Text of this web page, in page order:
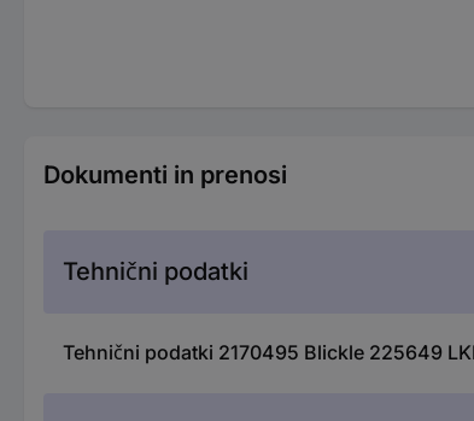
Dokumenti in prenosi
Tehnični podatki
Tehnični podatki 2170495 Blickle 225649